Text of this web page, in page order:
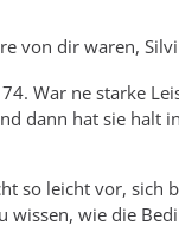
von dir waren,
War ne starke
dann hat sie halt
so leicht vor, sich
wissen, wie die